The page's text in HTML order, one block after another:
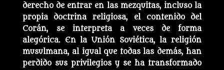
derecho de entrar en las mezquitas, incluso la
propia doctrina religiosa, el contenido del
Corán, se interpreta a veces de forma
alegórica. En la Unión Soviética, la religión
musulmana, al igual que todas las demás, han
perdido sus privilegios y se ha transformado